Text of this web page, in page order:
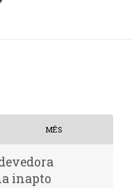
MÊS
inapto